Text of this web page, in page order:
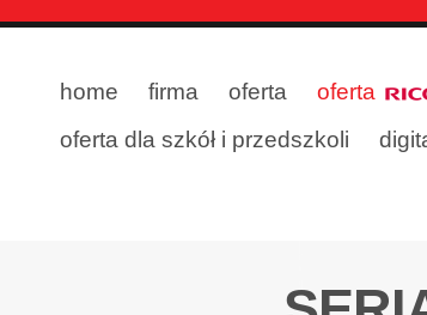
home firma oferta oferta
oferta dla szkół i przedszkoli